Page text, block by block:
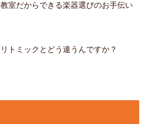
教室だからできる楽器選びのお手伝い
リトミックとどう違うんですか？